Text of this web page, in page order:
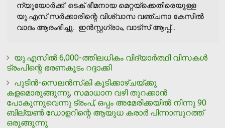
ന്യൂയോര്‍ക്ക്: ടെക് ഭീമനായ മെറ്റയ്‌ക്കെതിരെയുള്ള
യു.എസ് സര്‍ക്കാരിന്റെ വിശ്വാസ വഞ്ചനാ കേസില്‍
വാദം ആരംഭിച്ചു. ഇന്‍സ്റ്റഗ്രാം, വാട്‌സ് ആപ്പ്...
യു.എസില്‍ 6,000-ത്തിലധികം വിദ്യാര്‍ത്ഥി വിസകള്‍
ട്രംപിന്റെ ഭരണകൂടം റദ്ദാക്കി
പുടിന്‍-സെലന്‍സ്‌കി കൂടിക്കാഴ്ചയ്ക്കു
കളമൊരുങ്ങുന്നു, സമാധാന വഴി തുറക്കാന്‍
പോകുന്നുവെന്നു ട്രംപ്, ഒപ്പം അമേരിക്കയില്‍ നിന്നു 90
ബില്യണ്‍ ഡോളറിന്റെ ആയുധ കരാര്‍ പിന്നാമ്പുറത്ത്
ഒരുങ്ങുന്നു